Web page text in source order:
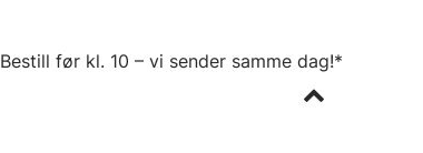
Bestill før kl. 10 – vi sender samme dag!*